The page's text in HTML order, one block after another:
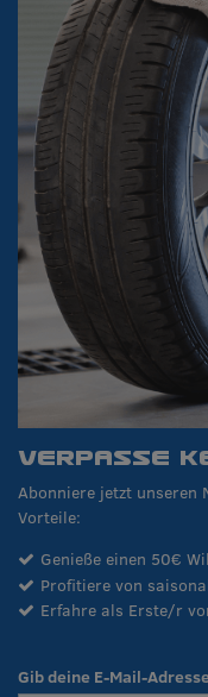
VERPASSE
Abonniere jetzt unseren
Vorteile:
Genieße einen 50€
Profitiere von
Erfahre als Erste/r
Gib deine E-Mail-